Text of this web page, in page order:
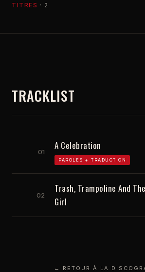
TITRES · 2
TRACKLIST
01
A Celebration
PAROLES + TRADUCTION
02
Trash, Trampoline And
Girl
← RETOUR À LA